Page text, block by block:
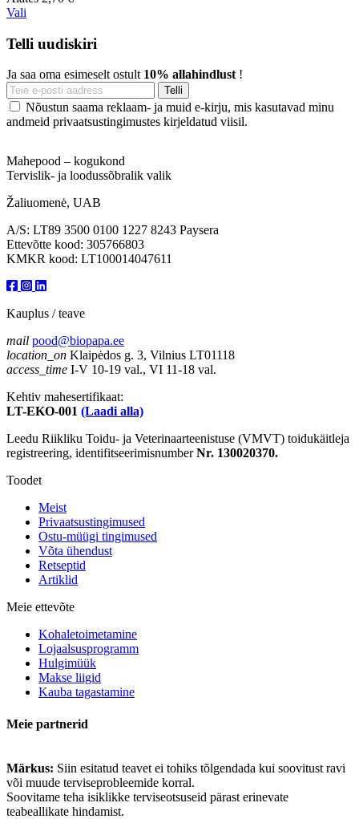
Vali
Telli uudiskiri
Ja saa oma esimeselt ostult 10% allahindlust !
Nõustun saama reklaam- ja muid e-kirju, mis kasutavad minu
andmeid privaatsustingimustes kirjeldatud viisil.
Mahepood – kogukond
Tervislik- ja loodussõbralik valik
Žaliuomenė, UAB
A/S: LT89 3500 0100 1227 8243 Paysera
Ettevõtte kood: 305766803
KMKR kood: LT100014047611
Kauplus / teave
mail pood@biopapa.ee
location_on Klaipėdos g. 3, Vilnius LT01118
access_time I-V 10-19 val., VI 11-18 val.
Kehtiv mahesertifikaat:
LT-EKO-001 (Laadi alla)
Leedu Riikliku Toidu- ja Veterinaarteenistuse (VMVT) toidukäitleja
registreering, identifitseerimisnumberNr. 130020370.
Toodet
Meist
Privaatsustingimused
Ostu-müügi tingimused
Võta ühendust
Retseptid
Artiklid
Meie ettevõte
Kohaletoimetamine
Lojaalsusprogramm
Hulgimüük
Makse liigid
Kauba tagastamine
Meie partnerid
Märkus: Siin esitatud teavet ei tohiks tõlgendada kui soovitust ravi
või muude terviseprobleemide korral.
Soovitame teha isiklikke terviseotsuseid pärast erinevate
teabeallikate hindamist.